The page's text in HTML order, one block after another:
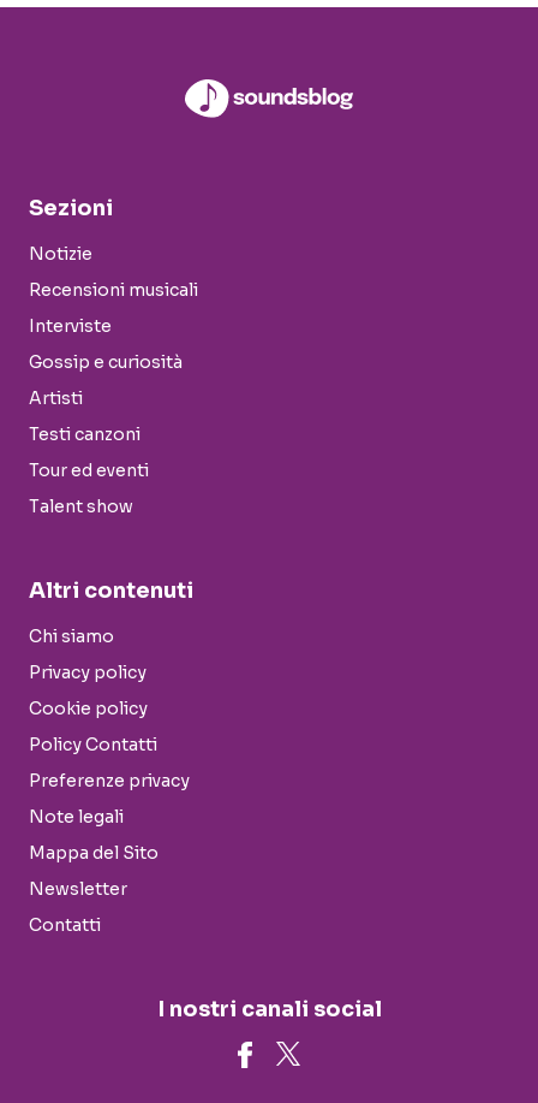
Sezioni
Notizie
Recensioni musicali
Interviste
Gossip e curiosità
Artisti
Testi canzoni
Tour ed eventi
Talent show
Altri contenuti
Chi siamo
Privacy policy
Cookie policy
Policy Contatti
Preferenze privacy
Note legali
Mappa del Sito
Newsletter
Contatti
I nostri canali social